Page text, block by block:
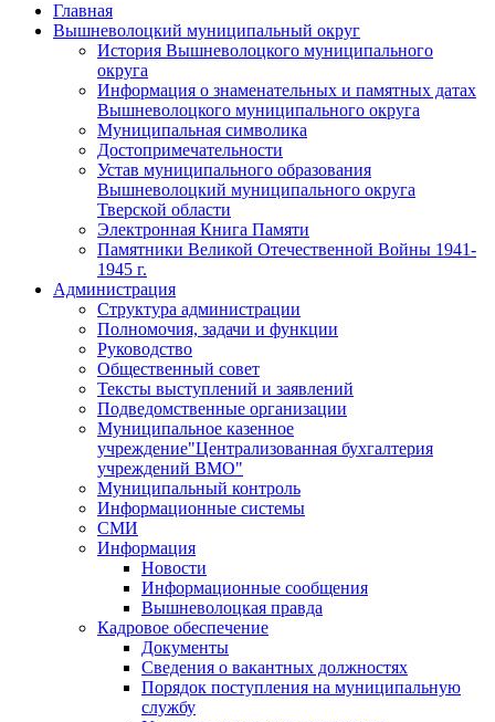
Главная
Вышневолоцкий муниципальный округ
История Вышневолоцкого муниципального
округа
Информация о знаменательных и памятных датах
Вышневолоцкого муниципального округа
Муниципальная символика
Достопримечательности
Устав муниципального образования
Вышневолоцкий муниципального округа
Тверской области
Электронная Книга Памяти
Памятники Великой Отечественной Войны 1941-
1945 г.
Администрация
Структура администрации
Полномочия, задачи и функции
Руководство
Общественный совет
Тексты выступлений и заявлений
Подведомственные организации
Муниципальное казенное
учреждение"Централизованная бухгалтерия
учреждений ВМО"
Муниципальный контроль
Информационные системы
СМИ
Информация
Новости
Информационные сообщения
Вышневолоцкая правда
Кадровое обеспечение
Документы
Сведения о вакантных должностях
Порядок поступления на муниципальную
службу